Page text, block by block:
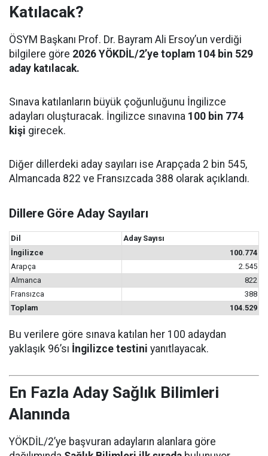
Katılacak?
ÖSYM Başkanı Prof. Dr. Bayram Ali Ersoy’un verdiği
bilgilere göre 2026 YÖKDİL/2’ye toplam 104 bin 529
aday katılacak.
Sınava katılanların büyük çoğunluğunu İngilizce
adayları oluşturacak. İngilizce sınavına 100 bin 774
kişi girecek.
Diğer dillerdeki aday sayıları ise Arapçada 2 bin 545,
Almancada 822 ve Fransızcada 388 olarak açıklandı.
Dillere Göre Aday Sayıları
Dil
Aday Sayısı
İngilizce
100.774
Arapça
2.545
Almanca
822
Fransızca
388
Toplam
104.529
Bu verilere göre sınava katılan her 100 adaydan
yaklaşık 96’sı İngilizce testini yanıtlayacak.
En Fazla Aday Sağlık Bilimleri
Alanında
YÖKDİL/2’ye başvuran adayların alanlara göre